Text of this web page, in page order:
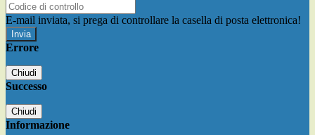
E-mail inviata, si prega di controllare la casella di posta elettronica!
Errore
Chiudi
Successo
Chiudi
Informazione